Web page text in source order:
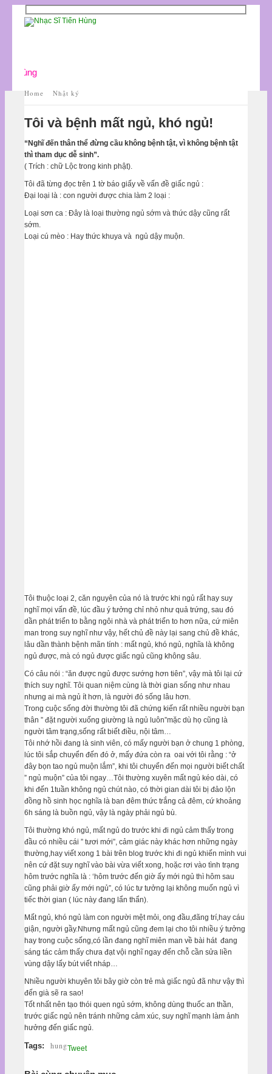
Hùng
Home Nhật ký
Tôi và bệnh mất ngủ, khó ngủ!
“Nghĩ đến thân thể đừng cầu không bệnh tật, vì không bệnh tật
thì tham dục dễ sinh”.
( Trích : chữ Lộc trong kinh phật).
Tôi đã từng đọc trên 1 tờ báo giấy về vấn đề giấc ngủ :
Đại loại là : con người được chia làm 2 loại :
Loại sơn ca : Đây là loại thường ngủ sớm và thức dậy cũng rất
sớm.
Loại cú mèo : Hay thức khuya và ngủ dậy muộn.
Tôi thuộc loại 2, căn nguyên của nó là trước khi ngủ rất hay suy
nghĩ mọi vấn đề, lúc đầu ý tưởng chỉ nhỏ như quả trứng, sau đó
dần phát triển to bằng ngôi nhà và phát triển to hơn nữa, cứ miên
man trong suy nghĩ như vậy, hết chủ đề này lại sang chủ đề khác,
lâu dần thành bệnh mãn tính : mất ngủ, khó ngủ, nghĩa là không
ngủ được, mà có ngủ được giấc ngủ cũng không sâu.
Có câu nói : “ăn được ngủ được sướng hơn tiên”, vậy mà tôi lại cứ
thích suy nghĩ. Tôi quan niệm cùng là thời gian sống như nhau
nhưng ai mà ngủ ít hơn, là người đó sống lâu hơn.
Trong cuộc sống đời thường tôi đã chứng kiến rất nhiều người bạn
thân ” đặt người xuống giường là ngủ luôn”mặc dù họ cũng là
người tâm trạng,sống rất biết điều, nội tâm…
Tôi nhớ hồi đang là sinh viên, có mấy người bạn ở chung 1 phòng,
lúc tôi sắp chuyển đến đó ở, mấy đứa còn ra oai với tôi rằng : “ở
đây bọn tao ngủ muộn lắm”, khi tôi chuyển đến mọi người biết chất
” ngủ muộn” của tôi ngay…Tôi thường xuyên mất ngủ kéo dài, có
khi đến 1tuần không ngủ chút nào, có thời gian dài tôi bị đảo lộn
đồng hồ sinh học nghĩa là ban đêm thức trắng cả đêm, cứ khoảng
6h sáng là buồn ngủ, vậy là ngày phải ngủ bù.
Tôi thường khó ngủ, mất ngủ do trước khi đi ngủ cảm thấy trong
đầu có nhiều cái ” tươi mới”, cảm giác này khác hơn những ngày
thường,hay viết xong 1 bài trên blog trước khi đi ngủ khiến mình vui
nên cứ đặt suy nghĩ vào bài vừa viết xong, hoặc rơi vào tình trạng
hôm trước nghĩa là : ‘hôm trước đến giờ ấy mới ngủ thì hôm sau
cũng phải giờ ấy mới ngủ”, có lúc tư tưởng lại không muốn ngủ vì
tiếc thời gian ( lúc này đang lẩn thẩn).
Mất ngủ, khó ngủ làm con người mệt mỏi, ong đầu,đãng trí,hay cáu
giận, người gầy.Nhưng mất ngủ cũng đem lại cho tôi nhiều ý tưởng
hay trong cuộc sống,có lần đang nghĩ miên man về bài hát đang
sáng tác cảm thấy chưa đạt vội nghĩ ngay đến chỗ cần sửa liền
vùng dậy lấy bút viết nháp…
Nhiều người khuyên tôi bây giờ còn trẻ mà giấc ngủ đã như vậy thì
đến già sẽ ra sao!
Tốt nhất nên tạo thói quen ngủ sớm, không dùng thuốc an thần,
trước giấc ngủ nên tránh những cảm xúc, suy nghĩ mạnh làm ảnh
hưởng đến giấc ngủ.
Tags: hungTweet